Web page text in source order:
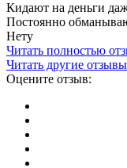
Кидают на деньги
Постоянно
Нету
Читать полностью
Читать другие
Оцените отзыв: